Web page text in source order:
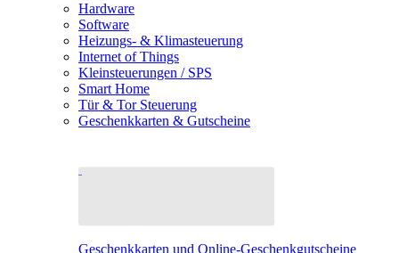
Hardware
Software
Heizungs- & Klimasteuerung
Internet of Things
Kleinsteuerungen / SPS
Smart Home
Tür & Tor Steuerung
Geschenkkarten & Gutscheine
Geschenkkarten und Online-Geschenkgutscheine